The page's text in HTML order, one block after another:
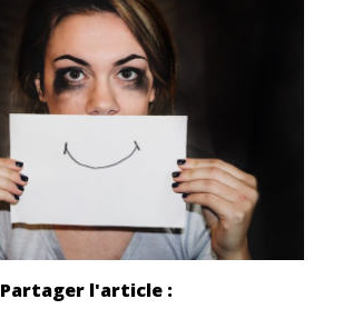
Partager l'article :